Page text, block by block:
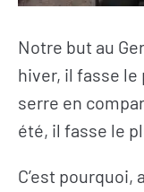
Notre but au
hiver, il fasse le
serre en
été, il fasse le
C’est pourquoi,